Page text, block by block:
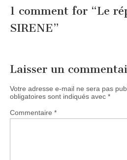
1 comment for “Le
SIRENE”
Laisser un
Votre adresse e-mail ne sera pas
obligatoires sont indiqués avec *
Commentaire *